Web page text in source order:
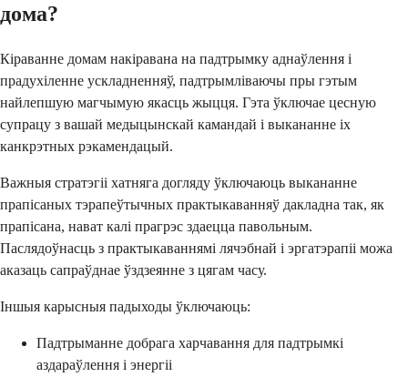
дома?
Кіраванне домам накіравана на падтрымку аднаўлення і
прадухіленне ускладненняў, падтрымліваючы пры гэтым
найлепшую магчымую якасць жыцця. Гэта ўключае цесную
супрацу з вашай медыцынскай камандай і выкананне іх
канкрэтных рэкамендацый.
Важныя стратэгіі хатняга догляду ўключаюць выкананне
прапісаных тэрапеўтычных практыкаванняў дакладна так, як
прапісана, нават калі прагрэс здаецца павольным.
Паслядоўнасць з практыкаваннямі лячэбнай і эргатэрапіі можа
аказаць сапраўднае ўздзеянне з цягам часу.
Іншыя карысныя падыходы ўключаюць:
Падтрыманне добрага харчавання для падтрымкі
аздараўлення і энергіі